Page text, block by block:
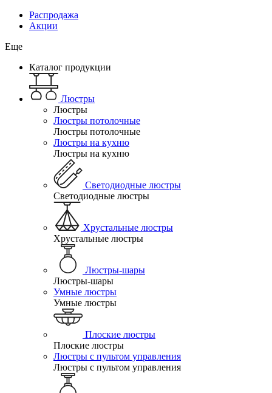
Распродажа
Акции
Еще
Каталог продукции
Люстры
Люстры
Люстры потолочные
Люстры потолочные
Люстры на кухню
Люстры на кухню
Светодиодные люстры
Светодиодные люстры
Хрустальные люстры
Хрустальные люстры
Люстры-шары
Люстры-шары
Умные люстры
Умные люстры
Плоские люстры
Плоские люстры
Люстры с пультом управления
Люстры с пультом управления